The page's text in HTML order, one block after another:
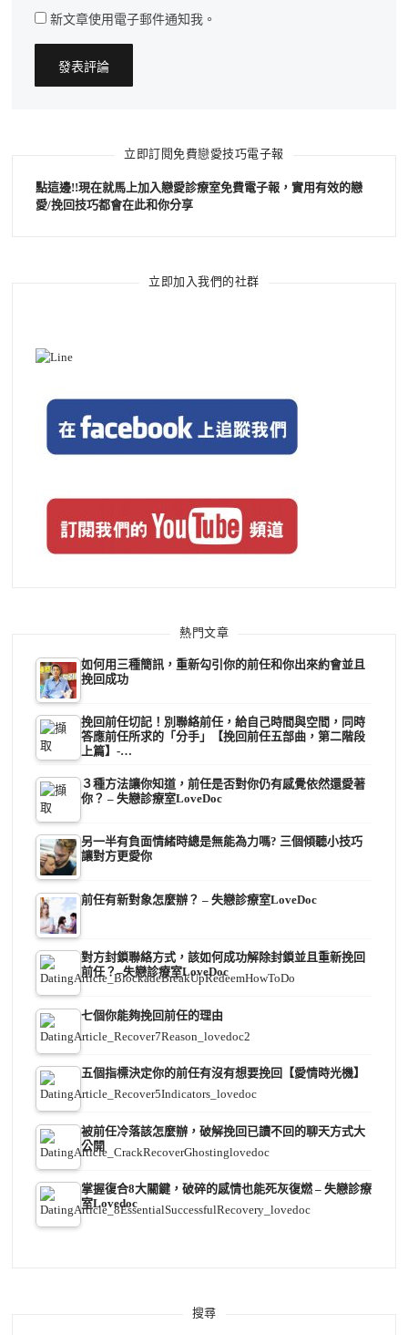
新文章使用電子郵件通知我。
立即訂閱免費戀愛技巧電子報
點這邊!!現在就馬上加入戀愛診療室免費電子報，實用有效的戀
愛/挽回技巧都會在此和你分享
立即加入我們的社群
熱門文章
如何用三種簡訊，重新勾引你的前任和你出來約會並且
挽回成功
挽回前任切記！別聯絡前任，給自己時間與空間，同時
答應前任所求的「分手」【挽回前任五部曲，第二階段
上篇】-…
３種方法讓你知道，前任是否對你仍有感覺依然還愛著
你？ – 失戀診療室LoveDoc
另一半有負面情緒時總是無能為力嗎? 三個傾聽小技巧
讓對方更愛你
前任有新對象怎麼辦？ – 失戀診療室LoveDoc
對方封鎖聯絡方式，該如何成功解除封鎖並且重新挽回
前任？–失戀診療室LoveDoc
七個你能夠挽回前任的理由
五個指標決定你的前任有沒有想要挽回【愛情時光機】
被前任冷落該怎麼辦，破解挽回已讀不回的聊天方式大
公開
掌握復合8大關鍵，破碎的感情也能死灰復燃 – 失戀診療
室Lovedoc
搜尋